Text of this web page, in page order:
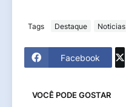
Tags Destaque Noticias
Facebook
VOCÊ PODE GOSTAR